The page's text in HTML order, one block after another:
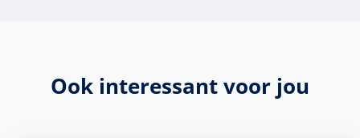
Ook interessant voor jou